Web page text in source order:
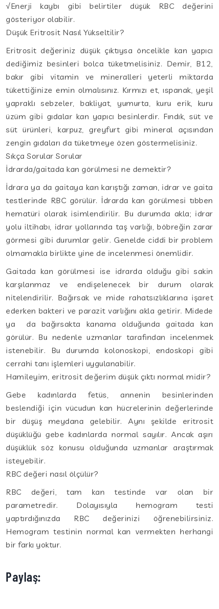
√Enerji kaybı gibi belirtiler düşük RBC değerini
gösteriyor olabilir.
Düşük Eritrosit Nasıl Yükseltilir?
Eritrosit değeriniz düşük çıktıysa öncelikle kan yapıcı
dediğimiz besinleri bolca tüketmelisiniz. Demir, B12,
bakır gibi vitamin ve mineralleri yeterli miktarda
tükettiğinize emin olmalısınız. Kırmızı et, ıspanak, yeşil
yapraklı sebzeler, bakliyat, yumurta, kuru erik, kuru
üzüm gibi gıdalar kan yapıcı besinlerdir. Fındık, süt ve
süt ürünleri, karpuz, greyfurt gibi mineral açısından
zengin gıdaları da tüketmeye özen göstermelisiniz.
Sıkça Sorular Sorular
İdrarda/gaitada kan görülmesi ne demektir?
İdrara ya da gaitaya kan karıştığı zaman, idrar ve gaita
testlerinde RBC görülür. İdrarda kan görülmesi tıbben
hematüri olarak isimlendirilir. Bu durumda akla; idrar
yolu iltihabı, idrar yollarında taş varlığı, böbreğin zarar
görmesi gibi durumlar gelir. Genelde ciddi bir problem
olmamakla birlikte yine de incelenmesi önemlidir.
Gaitada kan görülmesi ise idrarda olduğu gibi sakin
karşılanmaz ve endişelenecek bir durum olarak
nitelendirilir. Bağırsak ve mide rahatsızlıklarına işaret
ederken bakteri ve parazit varlığını akla getirir. Midede
ya da bağırsakta kanama olduğunda gaitada kan
görülür. Bu nedenle uzmanlar tarafından incelenmek
istenebilir. Bu durumda kolonoskopi, endoskopi gibi
cerrahi tanı işlemleri uygulanabilir.
Hamileyim, eritrosit değerim düşük çıktı normal midir?
Gebe kadınlarda fetüs, annenin besinlerinden
beslendiği için vücudun kan hücrelerinin değerlerinde
bir düşüş meydana gelebilir. Aynı şekilde eritrosit
düşüklüğü gebe kadınlarda normal sayılır. Ancak aşırı
düşüklük söz konusu olduğunda uzmanlar araştırmak
isteyebilir.
RBC değeri nasıl ölçülür?
RBC değeri, tam kan testinde var olan bir
parametredir. Dolayısıyla hemogram testi
yaptırdığınızda RBC değerinizi öğrenebilirsiniz.
Hemogram testinin normal kan vermekten herhangi
bir farkı yoktur.
Paylaş: